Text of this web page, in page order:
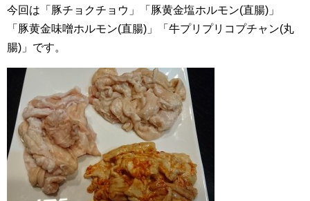
今回は「豚チョクチョウ」「豚黄金塩ホルモン(直腸)」
「豚黄金味噌ホルモン(直腸)」「牛プリプリコプチャン(丸
腸)」です。